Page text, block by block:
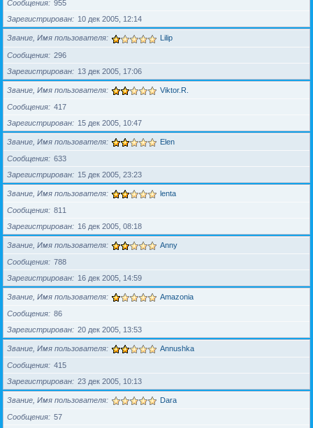
Сообщения
955
Зарегистрирован
10 дек 2005, 12:14
Звание, Имя пользователя Lilip
Сообщения
296
Зарегистрирован
13 дек 2005, 17:06
Звание, Имя пользователя Viktor.R.
Сообщения
417
Зарегистрирован
15 дек 2005, 10:47
Звание, Имя пользователя Elen
Сообщения
633
Зарегистрирован
15 дек 2005, 23:23
Звание, Имя пользователя lenta
Сообщения
811
Зарегистрирован
16 дек 2005, 08:18
Звание, Имя пользователя Anny
Сообщения
788
Зарегистрирован
16 дек 2005, 14:59
Звание, Имя пользователя Amazonia
Сообщения
86
Зарегистрирован
20 дек 2005, 13:53
Звание, Имя пользователя Annushka
Сообщения
415
Зарегистрирован
23 дек 2005, 10:13
Звание, Имя пользователя Dara
Сообщения
57